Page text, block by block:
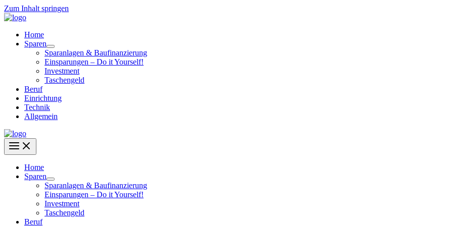
Zum Inhalt springen
Home
Sparen
Sparanlagen & Baufinanzierung
Einsparungen – Do it Yourself!
Investment
Taschengeld
Beruf
Einrichtung
Technik
Allgemein
Home
Sparen
Sparanlagen & Baufinanzierung
Einsparungen – Do it Yourself!
Investment
Taschengeld
Beruf